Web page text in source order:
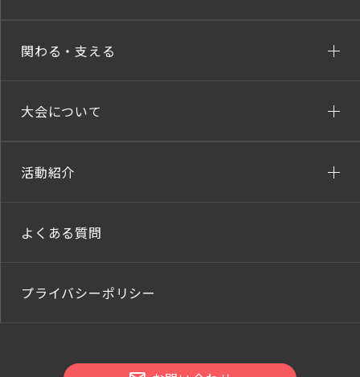
関わる・支える
大会について
活動紹介
よくある質問
プライバシーポリシー